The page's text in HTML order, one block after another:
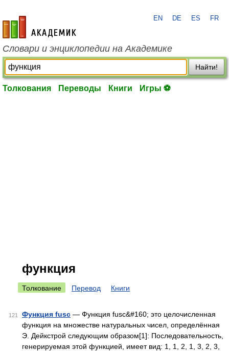
academic.ru
EN DE ES FR
Словари и энциклопедии на Академике
Найти!
Толкования Переводы Книги Игры ⚽
функция
Толкование Перевод Книги
121 Функция fusc — Функция fusc&#160; это целочисленная
функция на множестве натуральных чисел, определённая
Э. Дейкстрой следующим образом[1]: Последовательность,
генерируемая этой функцией, имеет вид: 1, 1, 2, 1, 3, 2, 3,